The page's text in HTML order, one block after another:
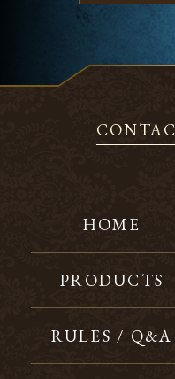
HOME
PRODUCTS
RULES / Q&A